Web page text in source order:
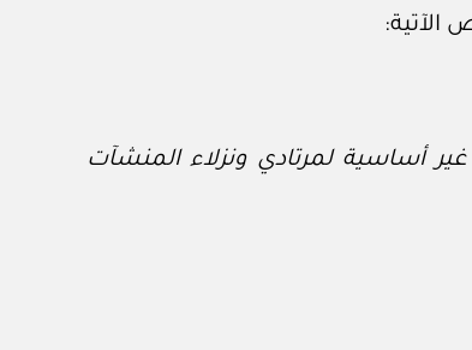
أساسية لمرتادي ونزلاء المنشآت